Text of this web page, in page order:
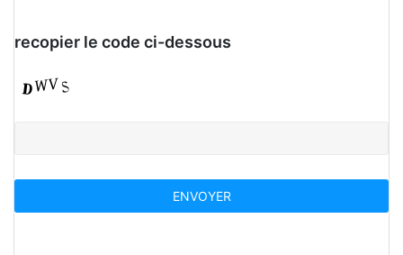
recopier le code ci-dessous